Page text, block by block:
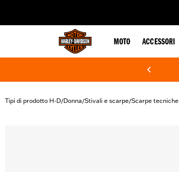
MOTO ACCESSORI
Tipi di prodotto H-D/Donna/Stivali e scarpe/Scarpe tecniche